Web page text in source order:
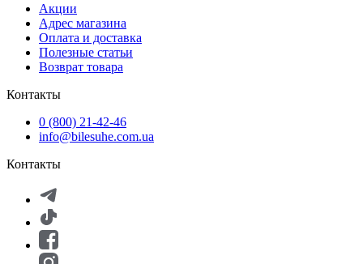
Акции
Адрес магазина
Оплата и доставка
Полезные статьи
Возврат товара
Контакты
0 (800) 21-42-46
info@bilesuhe.com.ua
Контакты